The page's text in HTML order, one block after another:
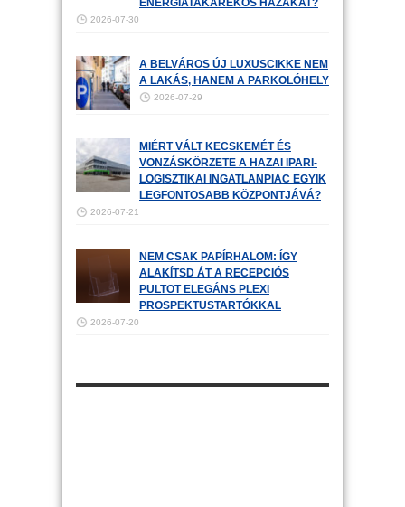
2026-07-30
A BELVÁROS ÚJ LUXUSCIKKE NEM
A LAKÁS, HANEM A PARKOLÓHELY
2026-07-29
MIÉRT VÁLT KECSKEMÉT ÉS
VONZÁSKÖRZETE A HAZAI IPARI-
LOGISZTIKAI INGATLANPIAC EGYIK
LEGFONTOSABB KÖZPONTJÁVÁ?
2026-07-21
NEM CSAK PAPÍRHALOM: ÍGY
ALAKÍTSD ÁT A RECEPCIÓS
PULTOT ELEGÁNS PLEXI
PROSPEKTUSTARTÓKKAL
2026-07-20